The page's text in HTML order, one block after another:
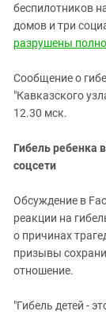
беспилотников
домов и три
разрушены
Сообщение о
"Кавказского
12.30 мск.
Гибель ребенка
соцсети
Обсуждение в
реакции на
о причинах
призывы
отношение.
"Гибель детей -